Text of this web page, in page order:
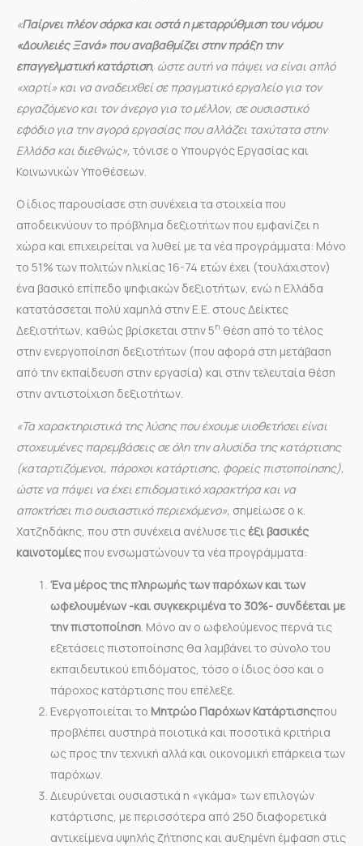
«Παίρνει πλέον σάρκα και οστά η μεταρρύθμιση του νόμου
«Δουλειές Ξανά» που αναβαθμίζει στην πράξη την
επαγγελματική κατάρτιση, ώστε αυτή να πάψει να είναι απλό
«χαρτί» και να αναδειχθεί σε πραγματικό εργαλείο για τον
εργαζόμενο και τον άνεργο για το μέλλον, σε ουσιαστικό
εφόδιο για την αγορά εργασίας που αλλάζει ταχύτατα στην
Ελλάδα και διεθνώς», τόνισε ο Υπουργός Εργασίας και
Κοινωνικών Υποθέσεων.
Ο ίδιος παρουσίασε στη συνέχεια τα στοιχεία που
αποδεικνύουν το πρόβλημα δεξιοτήτων που εμφανίζει η
χώρα και επιχειρείται να λυθεί με τα νέα προγράμματα: Μόνο
το 51% των πολιτών ηλικίας 16-74 ετών έχει (τουλάχιστον)
ένα βασικό επίπεδο ψηφιακών δεξιοτήτων, ενώ η Ελλάδα
κατατάσσεται πολύ χαμηλά στην Ε.Ε. στους Δείκτες
Δεξιοτήτων, καθώς βρίσκεται στην 5η θέση από το τέλος
στην ενεργοποίηση δεξιοτήτων (που αφορά στη μετάβαση
από την εκπαίδευση στην εργασία) και στην τελευταία θέση
στην αντιστοίχιση δεξιοτήτων.
«Τα χαρακτηριστικά της λύσης που έχουμε υιοθετήσει είναι
στοχευμένες παρεμβάσεις σε όλη την αλυσίδα της κατάρτισης
(καταρτιζόμενοι, πάροχοι κατάρτισης, φορείς πιστοποίησης),
ώστε να πάψει να έχει επιδοματικό χαρακτήρα και να
αποκτήσει πιο ουσιαστικό περιεχόμενο», σημείωσε ο κ.
Χατζηδάκης, που στη συνέχεια ανέλυσε τις έξι βασικές
καινοτομίεςπου ενσωματώνουν τα νέα προγράμματα:
Ένα μέρος της πληρωμής των παρόχων και των
ωφελουμένων -και συγκεκριμένα το 30%- συνδέεται με
την πιστοποίηση . Μόνο αν ο ωφελούμενος περνά τις
εξετάσεις πιστοποίησης θα λαμβάνει το σύνολο του
εκπαιδευτικού επιδόματος, τόσο ο ίδιος όσο και ο
πάροχος κατάρτισης που επέλεξε.
Ενεργοποιείται το Μητρώο Παρόχων Κατάρτισηςπου
προβλέπει αυστηρά ποιοτικά και ποσοτικά κριτήρια
ως προς την τεχνική αλλά και οικονομική επάρκεια των
παρόχων.
Διευρύνεται ουσιαστικά η «γκάμα» των επιλογών
κατάρτισης, με περισσότερα από 250 διαφορετικά
αντικείμενα υψηλής ζήτησης και αυξημένη έμφαση στις